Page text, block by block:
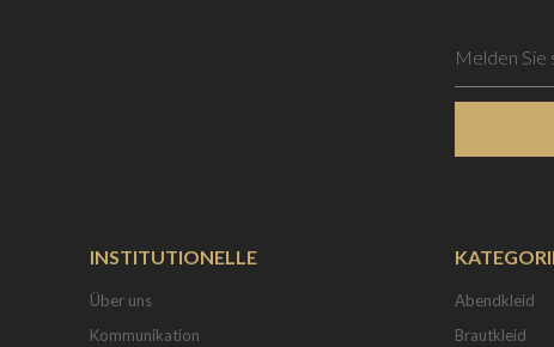
INSTITUTIONELLE
Über uns
Kommunikation
Abendkleid
Brautkleid